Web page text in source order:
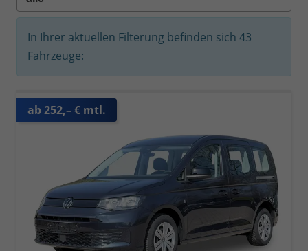
In Ihrer aktuellen Filterung befinden sich 43
Fahrzeuge:
ab 252,– € mtl.